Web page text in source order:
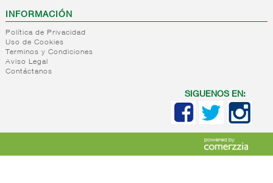
INFORMACIÓN
Política de Privacidad
Uso de Cookies
Terminos y Condiciones
Aviso Legal
Contáctanos
SIGUENOS EN: